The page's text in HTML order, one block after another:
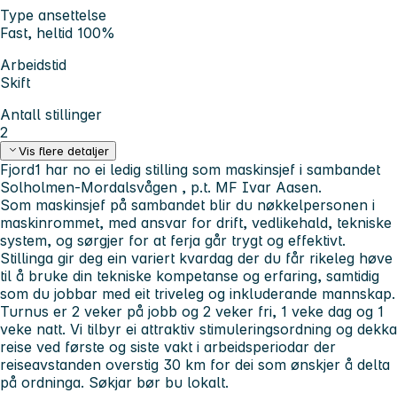
Type ansettelse
Fast, heltid 100%
Arbeidstid
Skift
Antall stillinger
2
Vis flere detaljer
Fjord1 har no ei ledig stilling som maskinsjef i sambandet
Solholmen-Mordalsvågen , p.t. MF Ivar Aasen.
Som maskinsjef på sambandet blir du nøkkelpersonen i
maskinrommet, med ansvar for drift, vedlikehald, tekniske
system, og sørgjer for at ferja går trygt og effektivt.
Stillinga gir deg ein variert kvardag der du får rikeleg høve
til å bruke din tekniske kompetanse og erfaring, samtidig
som du jobbar med eit triveleg og inkluderande mannskap.
Turnus er 2 veker på jobb og 2 veker fri, 1 veke dag og 1
veke natt. Vi tilbyr ei attraktiv stimuleringsordning og dekka
reise ved første og siste vakt i arbeidsperiodar der
reiseavstanden overstig 30 km for dei som ønskjer å delta
på ordninga. Søkjar bør bu lokalt.